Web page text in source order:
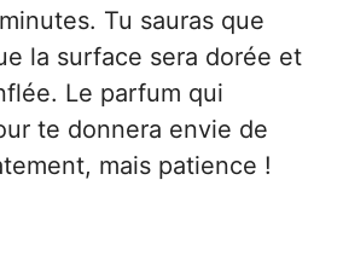
Tu sauras que
la surface sera dorée et
Le parfum qui
te donnera envie de
mais patience !